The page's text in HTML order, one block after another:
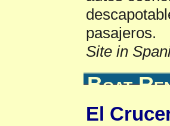
pasajeros.
Site in
Boat
El